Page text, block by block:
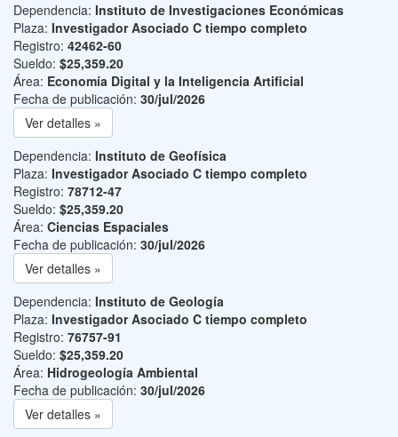
Dependencia: Instituto de Investigaciones Económicas
Plaza: Investigador Asociado C tiempo completo
Registro: 42462-60
Sueldo: $25,359.20
Área: Economía Digital y la Inteligencia Artificial
Fecha de publicación: 30/jul/2026
Ver detalles »
Dependencia: Instituto de Geofísica
Plaza: Investigador Asociado C tiempo completo
Registro: 78712-47
Sueldo: $25,359.20
Área: Ciencias Espaciales
Fecha de publicación: 30/jul/2026
Ver detalles »
Dependencia: Instituto de Geología
Plaza: Investigador Asociado C tiempo completo
Registro: 76757-91
Sueldo: $25,359.20
Área: Hidrogeología Ambiental
Fecha de publicación: 30/jul/2026
Ver detalles »